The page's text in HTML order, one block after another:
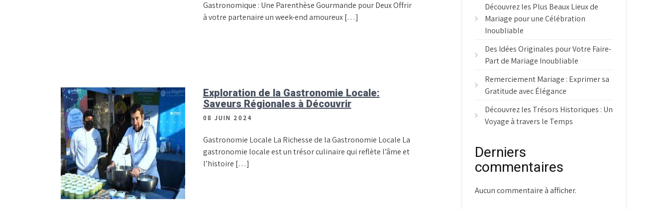
Gastronomique : Une Parenthèse Gourmande pour Deux Offrir
à votre partenaire un week-end amoureux […]
Exploration de la Gastronomie Locale:
Saveurs Régionales à Découvrir
08 JUIN 2024
Gastronomie Locale La Richesse de la Gastronomie Locale La
gastronomie locale est un trésor culinaire qui reflète l’âme et
l’histoire […]
Découvrez les Plus Beaux Lieux de
Mariage pour une Célébration
Inoubliable
Des Idées Originales pour Votre Faire-
Part de Mariage Inoubliable
Remerciement Mariage : Exprimer sa
Gratitude avec Élégance
Découvrez les Trésors Historiques : Un
Voyage à travers le Temps
Derniers
commentaires
Aucun commentaire à afficher.